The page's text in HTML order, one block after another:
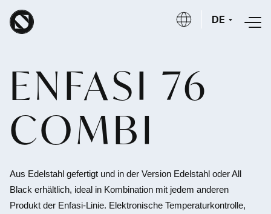
Direkt zum Inhalt
DE
ENFASI 76
COMBI
Aus Edelstahl gefertigt und in der Version Edelstahl oder All
Black erhältlich, ideal in Kombination mit jedem anderen
Produkt der Enfasi-Linie. Elektronische Temperaturkontrolle,